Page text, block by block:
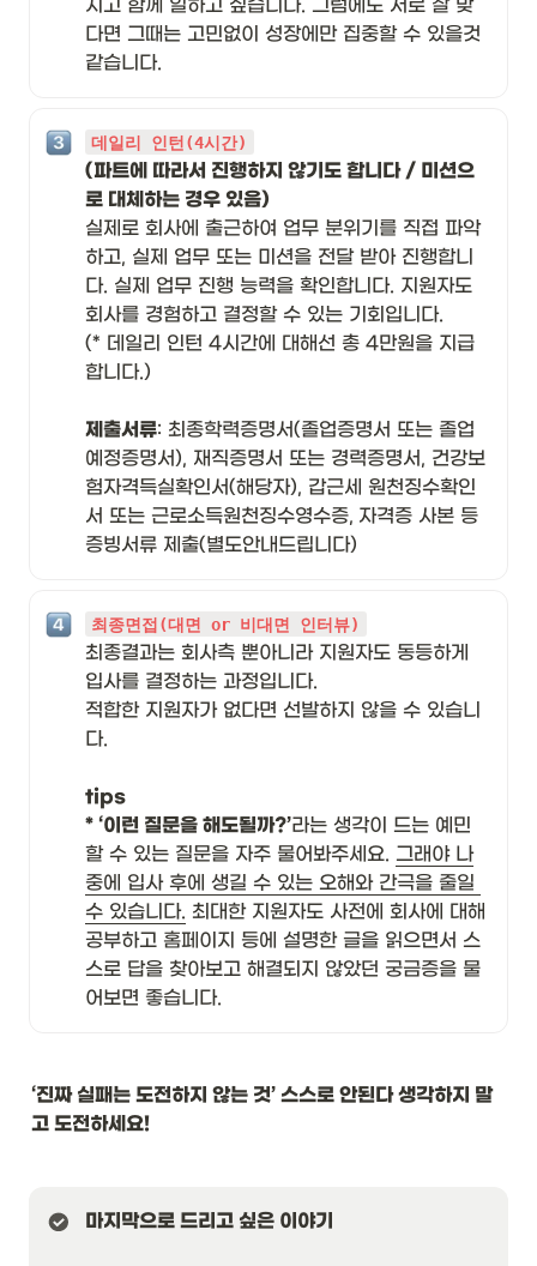
지고 함께 일하고 싶습니다. 그럼에도 서로 잘 맞
다면 그때는 고민없이 성장에만 집중할 수 있을것
같습니다.
데일리 인턴(4시간)
(파트에 따라서 진행하지 않기도 합니다 / 미션으
실제로 회사에 출근하여 업무 분위기를 직접 파악
하고, 실제 업무 또는 미션을 전달 받아 진행합니
다. 실제 업무 진행 능력을 확인합니다. 지원자도
회사를 경험하고 결정할 수 있는 기회입니다.
(* 데일리 인턴 4시간에 대해선 총 4만원을 지급
합니다.)
제출서류: 최종학력증명서(졸업증명서 또는 졸업
예정증명서), 재직증명서 또는 경력증명서, 건강보
험자격득실확인서(해당자), 갑근세 원천징수확인
서 또는 근로소득원천징수영수증, 자격증 사본 등
증빙서류 제출(별도안내드립니다)
최종면접(대면 or 비대면 인터뷰)
최종결과는 회사측 뿐아니라 지원자도 동등하게
입사를 결정하는 과정입니다.
적합한 지원자가 없다면 선발하지 않을 수 있습니
다.
tips
* ‘이런 질문을 해도될까?’라는 생각이 드는 예민
할 수 있는 질문을 자주 물어봐주세요. 그래야 나
중에 입사 후에 생길 수 있는 오해와 간극을 줄일
수 있습니다. 최대한 지원자도 사전에 회사에 대해
공부하고 홈페이지 등에 설명한 글을 읽으면서 스
스로 답을 찾아보고 해결되지 않았던 궁금증을 물
어보면 좋습니다.
‘진짜 실패는 도전하지 않는 것’ 스스로 안된다 생각하지 말
고 도전하세요!